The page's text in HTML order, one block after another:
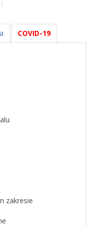
COVID-19
zakresie